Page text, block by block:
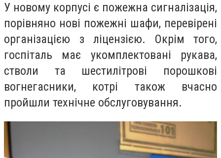
У новому корпусі є пожежна сигналізація,
порівняно нові пожежні шафи, перевірені
організацією з ліцензією. Окрім того,
госпіталь має укомплектовані рукава,
стволи та шестилітрові порошкові
вогнегасники, котрі також вчасно
пройшли технічне обслуговування.